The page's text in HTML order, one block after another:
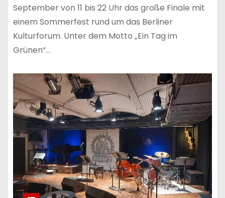
September von 11 bis 22 Uhr das große Finale mit
einem Sommerfest rund um das Berliner
Kulturforum. Unter dem Motto „Ein Tag im
Grünen“…